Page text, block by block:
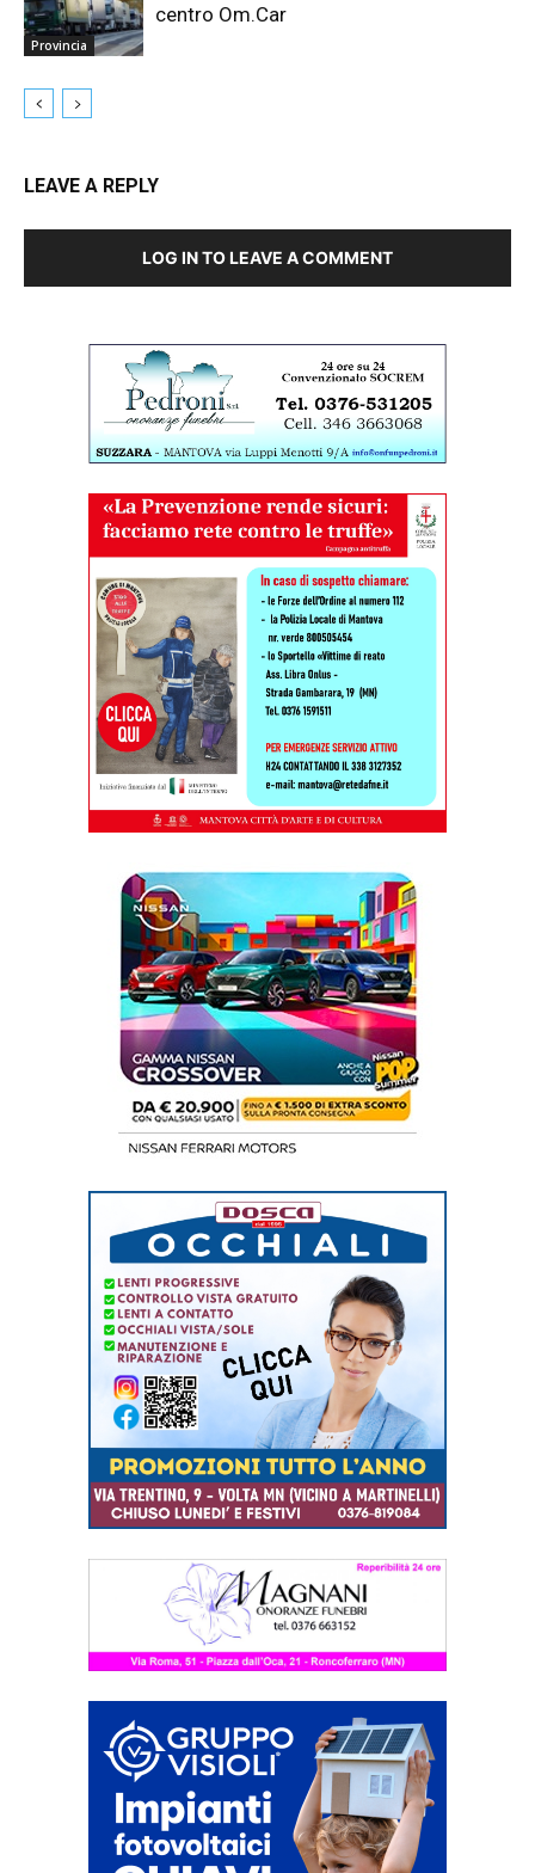
Provincia
centro Om.Car
LEAVE A REPLY
LOG IN TO LEAVE A COMMENT